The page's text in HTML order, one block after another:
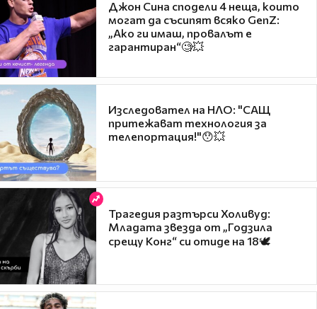
Джон Сина сподели 4 неща, които
могат да съсипят всяко GenZ:
„Ако ги имаш, провалът е
гарантиран“🧐💥
Изследовател на НЛО: "САЩ
притежават технология за
телепортация!"😯💥
Трагедия разтърси Холивуд:
Младата звезда от „Годзила
срещу Конг“ си отиде на 18🕊️